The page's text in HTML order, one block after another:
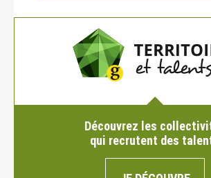
Découvrez les
qui recrutent des